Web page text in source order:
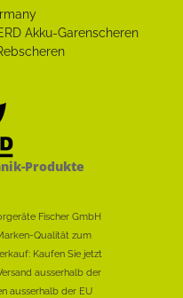
Produkte
Fischer GmbH
Qualität zum
Kaufen Sie jetzt
ausserhalb der
ausserhalb der EU